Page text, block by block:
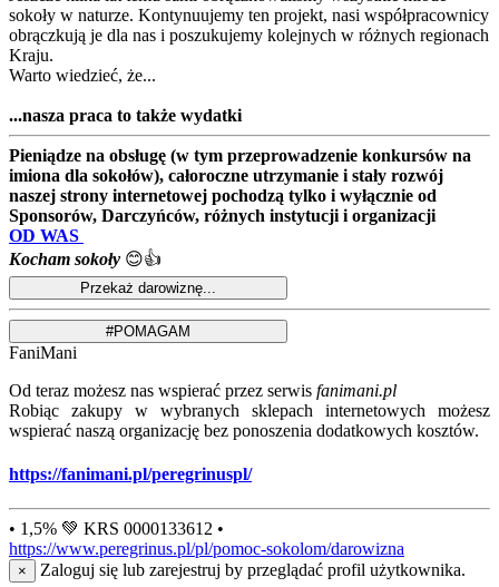
sokoły w naturze. Kontynuujemy ten projekt, nasi współpracownicy
obrączkują je dla nas i poszukujemy kolejnych w różnych regionach
Kraju.
Warto wiedzieć, że...
...nasza praca to także wydatki
Pieniądze na obsługę (w tym przeprowadzenie konkursów na
imiona dla sokołów), całoroczne utrzymanie i stały rozwój
naszej strony internetowej pochodzą tylko i wyłącznie od
Sponsorów, Darczyńców, różnych instytucji i organizacji
OD WAS
Kocham sokoły 😊👍
FaniMani
Od teraz możesz nas wspierać przez serwis fanimani.pl
Robiąc zakupy w wybranych sklepach internetowych możesz
wspierać naszą organizację bez ponoszenia dodatkowych kosztów.
https://fanimani.pl/peregrinuspl/
• 1,5% 💚 KRS 0000133612 •
https://www.peregrinus.pl/pl/pomoc-sokolom/darowizna
× Zaloguj się lub zarejestruj by przeglądać profil użytkownika.